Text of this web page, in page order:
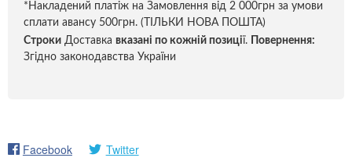
*Накладений платіж на Замовлення від 2 000грн за умови
сплати авансу 500грн. (ТІЛЬКИ НОВА ПОШТА)
Строки Доставка вказані по кожній позиції.
Повернення:
Згідно законодавства України
Facebook Twitter